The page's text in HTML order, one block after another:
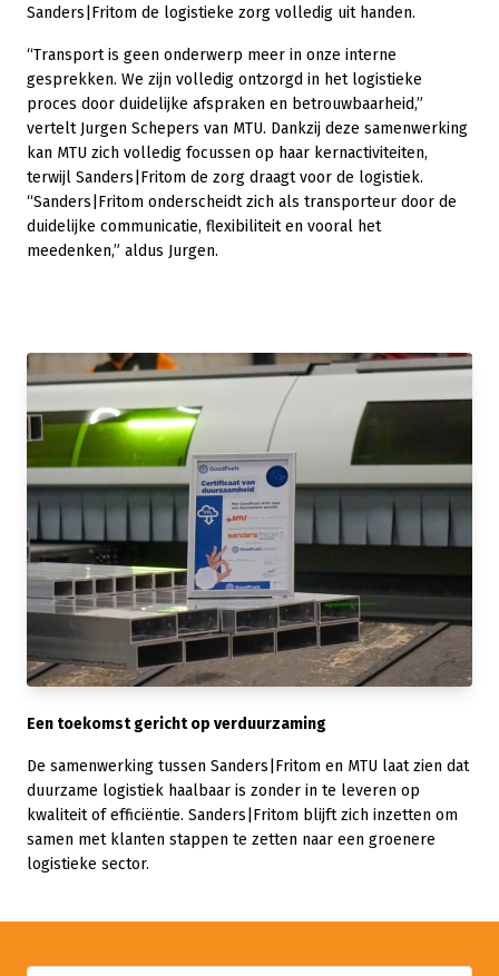
Sanders|Fritom de logistieke zorg volledig uit handen.
“Transport is geen onderwerp meer in onze interne
gesprekken. We zijn volledig ontzorgd in het logistieke
proces door duidelijke afspraken en betrouwbaarheid,”
vertelt Jurgen Schepers van MTU. Dankzij deze samenwerking
kan MTU zich volledig focussen op haar kernactiviteiten,
terwijl Sanders|Fritom de zorg draagt voor de logistiek.
“Sanders|Fritom onderscheidt zich als transporteur door de
duidelijke communicatie, flexibiliteit en vooral het
meedenken,” aldus Jurgen.
Een toekomst gericht op verduurzaming
De samenwerking tussen Sanders|Fritom en MTU laat zien dat
duurzame logistiek haalbaar is zonder in te leveren op
kwaliteit of efficiëntie. Sanders|Fritom blijft zich inzetten om
samen met klanten stappen te zetten naar een groenere
logistieke sector.